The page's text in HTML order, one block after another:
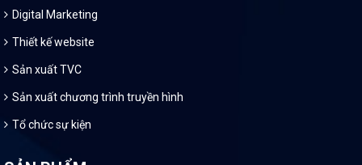
Digital Marketing
Thiết kế website
Sản xuất TVC
Sản xuất chương trình truyền hình
Tổ chức sự kiện